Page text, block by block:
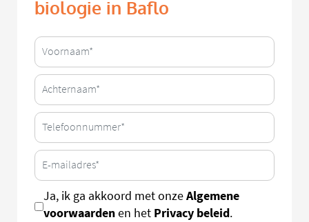
biologie in Baflo
Ja, ik ga akkoord met onzeAlgemene
voorwaardenen het Privacy beleid.